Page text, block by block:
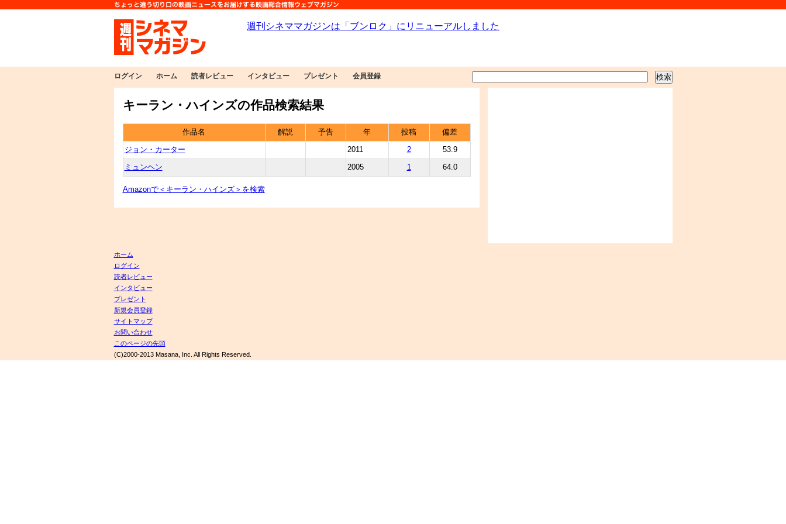
ログイン ホーム 読者レビュー インタビュー プレゼント 会員登録
キーラン・ハインズの作品検索結果
作品名 解説 予告 年 投稿 偏差
ジョン・カーター 2011 2 53.9
ミュンヘン 2005 1 64.0
Amazonで＜キーラン・ハインズ＞を検索
ホーム
ログイン
読者レビュー
インタビュー
プレゼント
新規会員登録
サイトマップ
お問い合わせ
このページの先頭
(C)2000-2013 Masana, Inc. All Rights Reserved.